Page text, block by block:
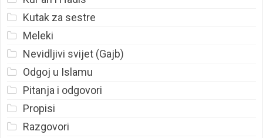
Kutak za sestre
Meleki
Nevidljivi svijet (Gajb)
Odgoj u Islamu
Pitanja i odgovori
Propisi
Razgovori